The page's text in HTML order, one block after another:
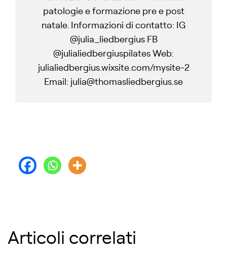
patologie e formazione pre e post
natale. Informazioni di contatto: IG
@julia_liedbergius FB
@julialiedbergiuspilates Web:
julialiedbergius.wixsite.com/mysite-2
Email: julia@thomasliedbergius.se
Articoli correlati